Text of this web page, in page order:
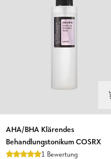
AHA/BHA
Klärendes
Behandlungstonikum
AHA/BHA Klärendes
Behandlungstonikum COSRX
1 Bewertung